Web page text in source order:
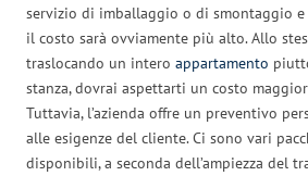
servizio di imballaggio o di smontaggio
il costo sarà ovviamente più alto. Allo
traslocando un intero appartamento
stanza, dovrai aspettarti un costo
Tuttavia, l’azienda offre un preventivo
alle esigenze del cliente. Ci sono vari
disponibili, a seconda dell’ampiezza del